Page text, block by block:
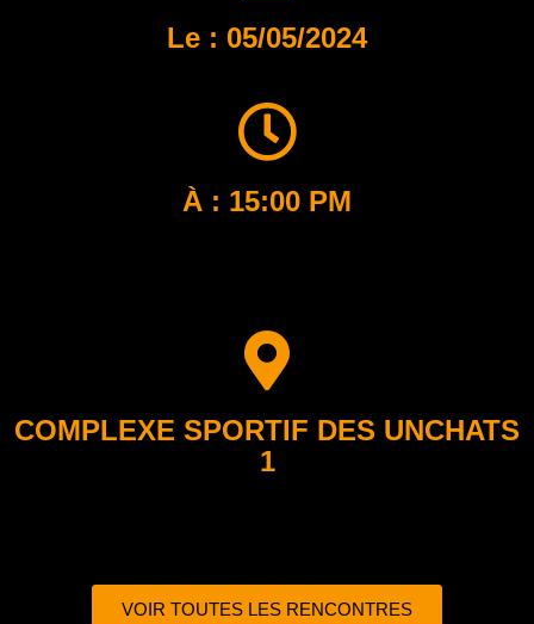
Le : 05/05/2024
À : 15:00 PM
COMPLEXE SPORTIF DES UNCHATS
1
VOIR TOUTES LES RENCONTRES